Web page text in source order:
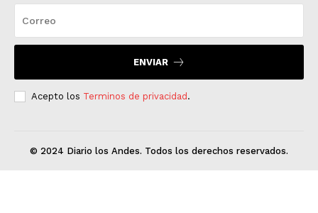
ENVIAR
Acepto los Terminos de privacidad .
© 2024 Diario los Andes. Todos los derechos reservados.